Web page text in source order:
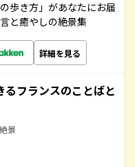
歩き方」があなたにお届
と癒やしの絶景集
詳細を見る
るフランスのことばと
景